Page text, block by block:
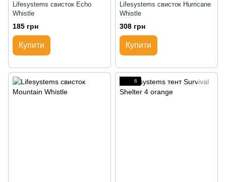
Lifesystems свисток Echo
Whistle
185 грн
Купити
Lifesystems свисток Hurricane
Whistle
308 грн
Купити
6